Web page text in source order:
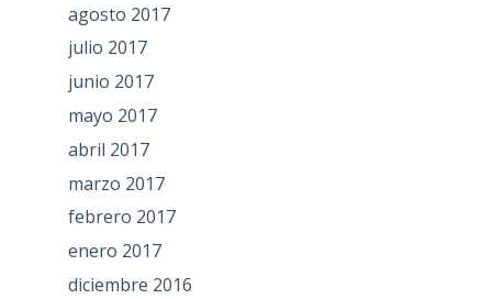
agosto 2017
julio 2017
junio 2017
mayo 2017
abril 2017
marzo 2017
febrero 2017
enero 2017
diciembre 2016